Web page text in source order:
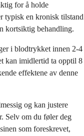
for å holde
typisk en kronisk tilstand
kortsiktig behandling.
i blodtrykket innen 2-4
kan imidlertid ta opptil 8
effektene av denne
og kan justere
Selv om du føler deg
som foreskrevet,